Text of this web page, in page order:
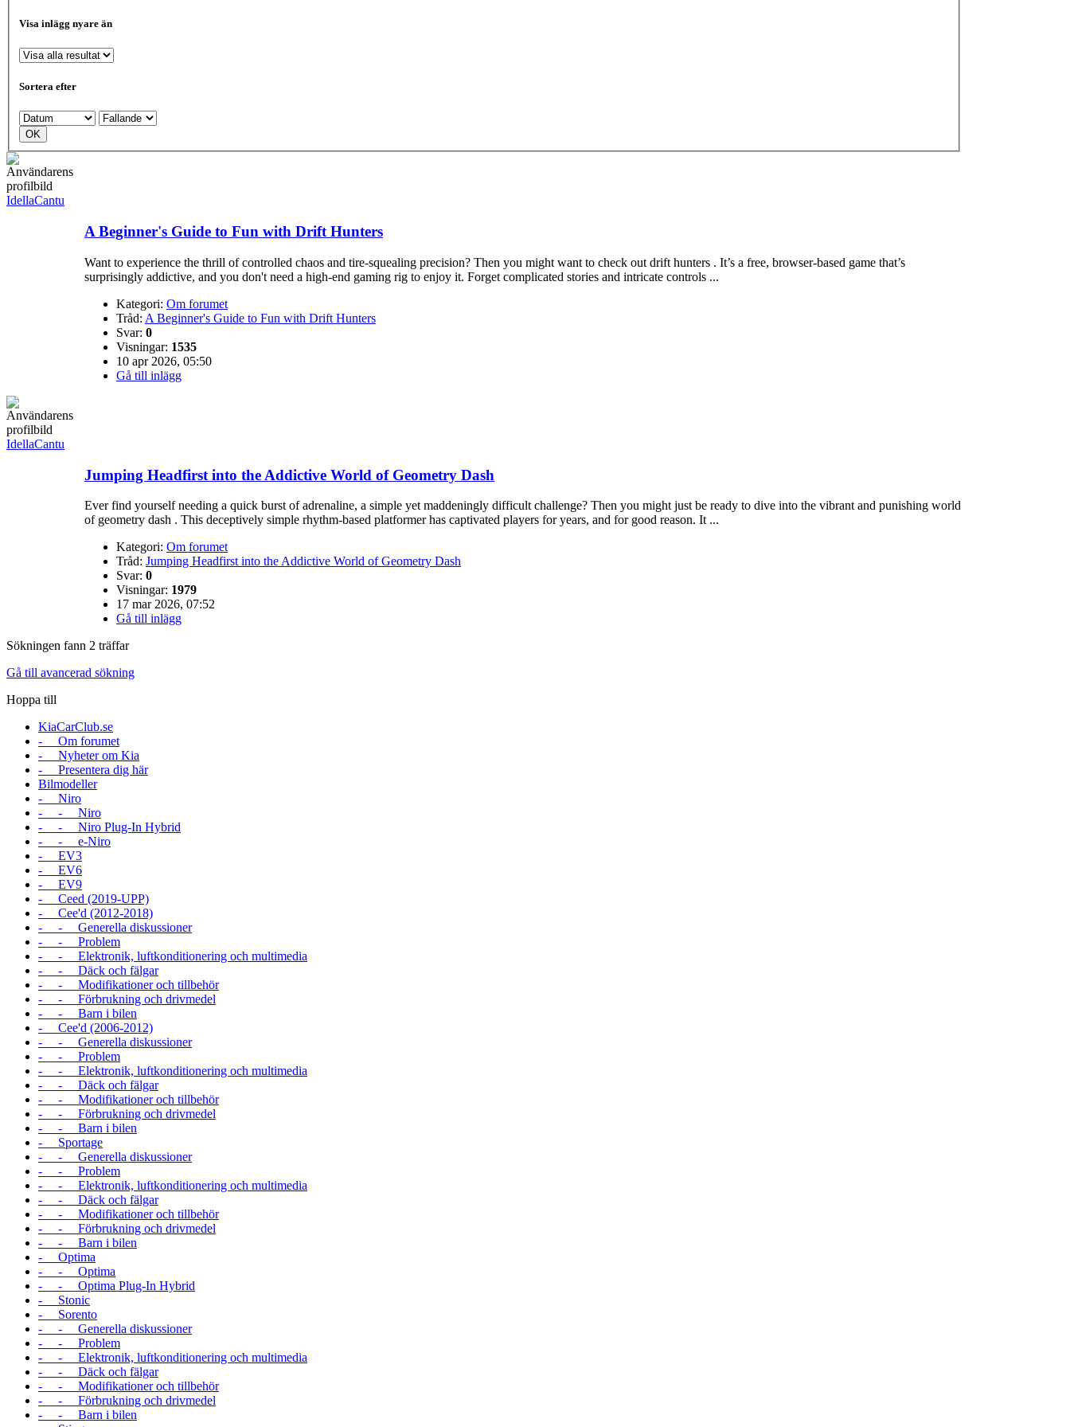
Visa inlägg nyare än
Sortera efter
IdellaCantu
A Beginner's Guide to Fun with Drift Hunters
Want to experience the thrill of controlled chaos and tire-squealing precision? Then you might want to check out drift hunters . It’s a free, browser-based game that’s
surprisingly addictive, and you don't need a high-end gaming rig to enjoy it. Forget complicated stories and intricate controls ...
Kategori: Om forumet
Tråd: A Beginner's Guide to Fun with Drift Hunters
Svar: 0
Visningar: 1535
10 apr 2026, 05:50
Gå till inlägg
IdellaCantu
Jumping Headfirst into the Addictive World of Geometry Dash
Ever find yourself needing a quick burst of adrenaline, a simple yet maddeningly difficult challenge? Then you might just be ready to dive into the vibrant and punishing world
of geometry dash . This deceptively simple rhythm-based platformer has captivated players for years, and for good reason. It ...
Kategori: Om forumet
Tråd: Jumping Headfirst into the Addictive World of Geometry Dash
Svar: 0
Visningar: 1979
17 mar 2026, 07:52
Gå till inlägg
Sökningen fann 2 träffar
Gå till avancerad sökning
Hoppa till
KiaCarClub.se
- Om forumet
- Nyheter om Kia
- Presentera dig här
Bilmodeller
- Niro
- - Niro
- - Niro Plug-In Hybrid
- - e-Niro
- EV3
- EV6
- EV9
- Ceed (2019-UPP)
- Cee'd (2012-2018)
- - Generella diskussioner
- - Problem
- - Elektronik, luftkonditionering och multimedia
- - Däck och fälgar
- - Modifikationer och tillbehör
- - Förbrukning och drivmedel
- - Barn i bilen
- Cee'd (2006-2012)
- - Generella diskussioner
- - Problem
- - Elektronik, luftkonditionering och multimedia
- - Däck och fälgar
- - Modifikationer och tillbehör
- - Förbrukning och drivmedel
- - Barn i bilen
- Sportage
- - Generella diskussioner
- - Problem
- - Elektronik, luftkonditionering och multimedia
- - Däck och fälgar
- - Modifikationer och tillbehör
- - Förbrukning och drivmedel
- - Barn i bilen
- Optima
- - Optima
- - Optima Plug-In Hybrid
- Stonic
- Sorento
- - Generella diskussioner
- - Problem
- - Elektronik, luftkonditionering och multimedia
- - Däck och fälgar
- - Modifikationer och tillbehör
- - Förbrukning och drivmedel
- - Barn i bilen